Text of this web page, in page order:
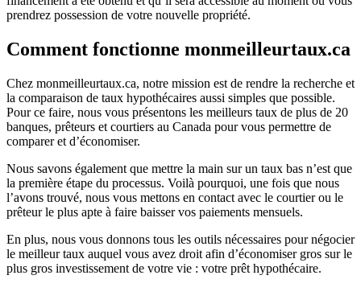
prendrez possession de votre nouvelle propriété.
Comment fonctionne monmeilleurtaux.ca
Chez monmeilleurtaux.ca, notre mission est de rendre la recherche et
la comparaison de taux hypothécaires aussi simples que possible.
Pour ce faire, nous vous présentons les meilleurs taux de plus de 20
banques, prêteurs et courtiers au Canada pour vous permettre de
comparer et d’économiser.
Nous savons également que mettre la main sur un taux bas n’est que
la première étape du processus. Voilà pourquoi, une fois que nous
l’avons trouvé, nous vous mettons en contact avec le courtier ou le
prêteur le plus apte à faire baisser vos paiements mensuels.
En plus, nous vous donnons tous les outils nécessaires pour négocier
le meilleur taux auquel vous avez droit afin d’économiser gros sur le
plus gros investissement de votre vie : votre prêt hypothécaire.